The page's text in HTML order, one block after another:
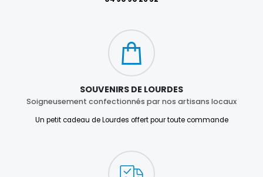
SOUVENIRS DE LOURDES
Soigneusement confectionnés par nos artisans locaux
Un petit cadeau de Lourdes offert pour toute commande